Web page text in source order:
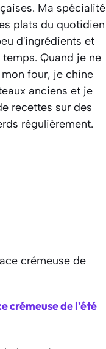
Ma spécialité
plats du quotidien
d'ingrédients et
Quand je ne
four, je chine
anciens et je
recettes sur des
régulièrement.
crémeuse de l’été